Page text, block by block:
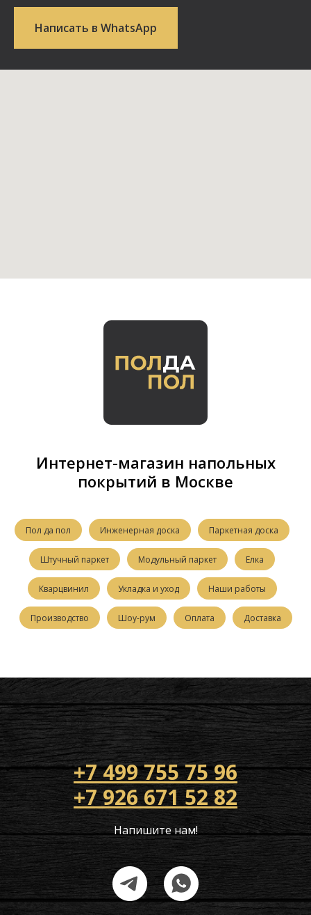
Написать в WhatsApp
Интернет-магазин напольных
покрытий в Москве
Пол да пол Инженерная доска Паркетная доска
Штучный паркет Модульный паркет Елка
Кварцвинил Укладка и уход Наши работы
Производство Шоу-рум Оплата Доставка
+7 499 755 75 96
+7 926 671 52 82
Напишите нам!